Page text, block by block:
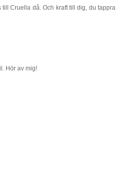
Cruella då. Och kraft till dig, du tappra
Hör av mig!